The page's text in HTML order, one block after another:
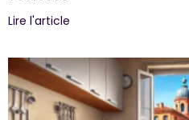
Lire l'article